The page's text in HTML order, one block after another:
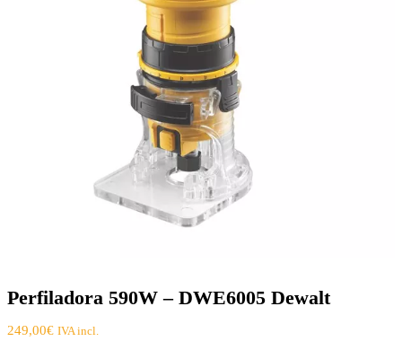
Perfiladora 590W – DWE6005 Dewalt
249,00€ IVA incl.